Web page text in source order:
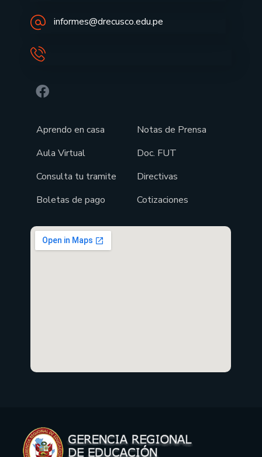
informes@drecusco.edu.pe
Aprendo en casa
Aula Virtual
Consulta tu tramite
Boletas de pago
Notas de Prensa
Doc. FUT
Directivas
Cotizaciones